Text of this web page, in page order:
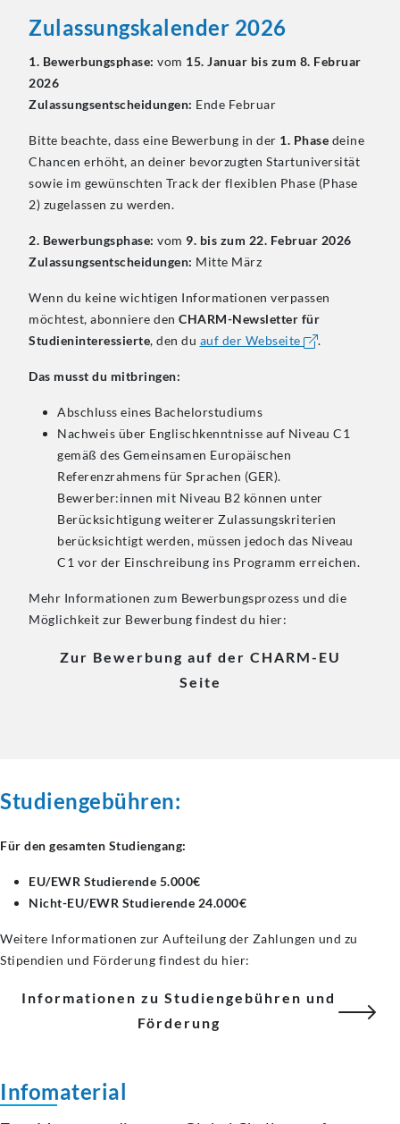
Zulassungskalender 2026
1. Bewerbungsphase: vom 15. Januar bis zum 8. Februar
2026
Zulassungsentscheidungen: Ende Februar
Bitte beachte, dass eine Bewerbung in der 1. Phase deine
Chancen erhöht, an deiner bevorzugten Startuniversität
sowie im gewünschten Track der flexiblen Phase (Phase
2) zugelassen zu werden.
2. Bewerbungsphase: vom 9. bis zum 22. Februar 2026
Zulassungsentscheidungen: Mitte März
Wenn du keine wichtigen Informationen verpassen
möchtest, abonniere den CHARM-Newsletter für
Studieninteressierte, den du auf der Webseite .
Das musst du mitbringen:
Abschluss eines Bachelorstudiums
Nachweis über Englischkenntnisse auf Niveau C1
gemäß des Gemeinsamen Europäischen
Referenzrahmens für Sprachen (GER).
Bewerber:innen mit Niveau B2 können unter
Berücksichtigung weiterer Zulassungskriterien
berücksichtigt werden, müssen jedoch das Niveau
C1 vor der Einschreibung ins Programm erreichen.
Mehr Informationen zum Bewerbungsprozess und die
Möglichkeit zur Bewerbung findest du hier:
Zur Bewerbung auf der CHARM-EU
Seite
Studiengebühren:
Für den gesamten Studiengang:
EU/EWR Studierende 5.000€
Nicht-EU/EWR Studierende 24.000€
Weitere Informationen zur Aufteilung der Zahlungen und zu
Stipendien und Förderung findest du hier:
Informationen zu Studiengebühren und
Förderung
Infomaterial